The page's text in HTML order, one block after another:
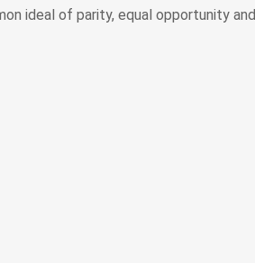
ideal of parity, equal opportunity and